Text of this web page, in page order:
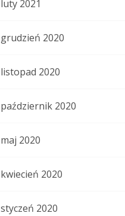
luty 2021
grudzień 2020
listopad 2020
październik 2020
maj 2020
kwiecień 2020
styczeń 2020